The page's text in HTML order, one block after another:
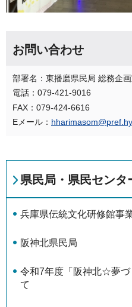
お問い合わせ
部署名：東播磨県民局 総務企
電話：079-421-9016
FAX：079-424-6616
Eメール：
県民局・県民センタ
兵庫県伝統文化研修館事
阪神北県民局
令和7年度「阪神北☆夢づ
て